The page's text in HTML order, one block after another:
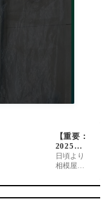
【重要：
2025年2
月1日よ
り】営業
のお知ら
日頃より
相模屋を
ただき誠